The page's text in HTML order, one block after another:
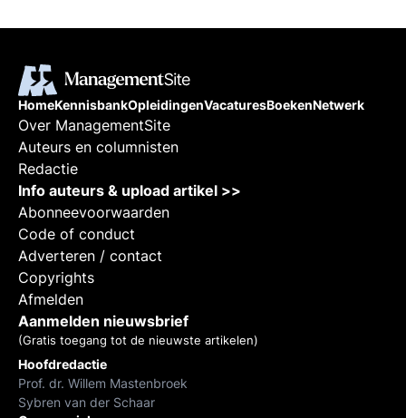
HomeKennisbankOpleidingenVacaturesBoekenNetwerk
Over ManagementSite
Auteurs en columnisten
Redactie
Info auteurs & upload artikel >>
Abonneevoorwaarden
Code of conduct
Adverteren / contact
Copyrights
Afmelden
Aanmelden nieuwsbrief
(Gratis toegang tot de nieuwste artikelen)
Hoofdredactie
Prof. dr. Willem Mastenbroek
Sybren van der Schaar